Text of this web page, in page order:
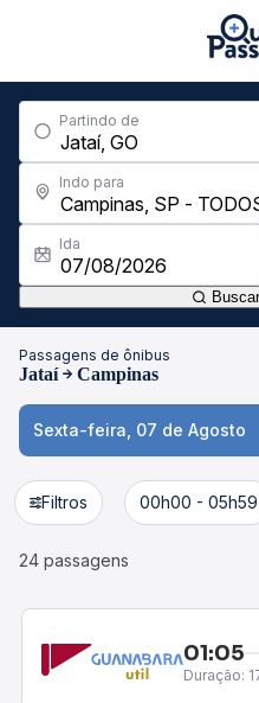
Partindo de
Indo para
Ida
Passagens de ônibus
Jataí Campinas
Sexta-feira, 07 de Agosto
Filtros 00h00 - 05h59
24 passagens
01:05
Duração: